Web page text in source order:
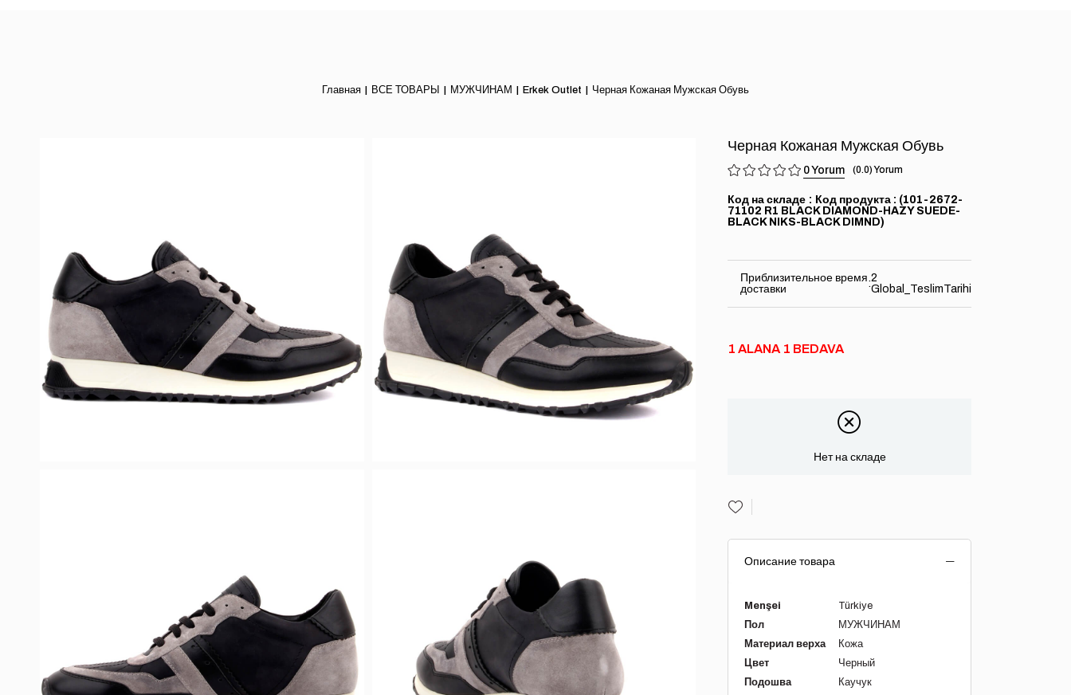
Главная ВСЕ ТОВАРЫ МУЖЧИНАМ Erkek Outlet Черная Кожаная Мужская Обувь
Черная Кожаная Мужская Обувь
0 0.0
Код на складе
(101-2672-
71102 R1 BLACK DIAMOND-HAZY SUEDE-
BLACK NIKS-BLACK DIMND)
Приблизительное время
доставки
:2
Global_TeslimTarihi
1 ALANA 1 BEDAVA
Нет на складе
Описание товара
Menşei
Türkiye
Пол
МУЖЧИНАМ
Материал верха
Кожа
Цвет
Черный
Подошва
Каучук